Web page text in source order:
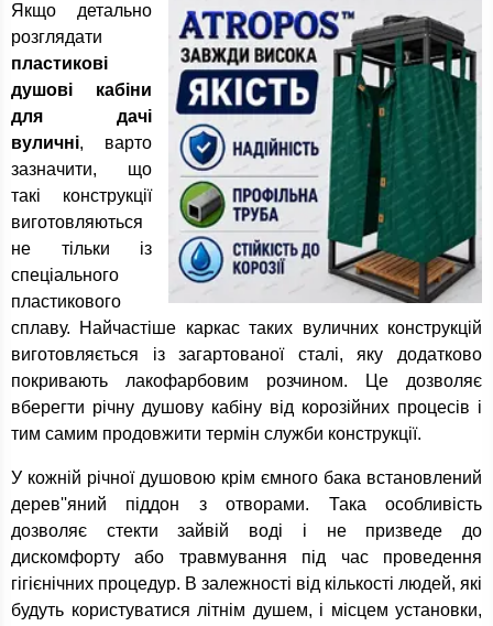
Якщо детально
розглядати
пластикові
душові кабіни
для дачі
вуличні, варто
зазначити, що
такі конструкції
виготовляються
не тільки із
спеціального
пластикового
сплаву. Найчастіше каркас таких вуличних конструкцій
виготовляється із загартованої сталі, яку додатково
покривають лакофарбовим розчином. Це дозволяє
вберегти річну душову кабіну від корозійних процесів і
тим самим продовжити термін служби конструкції.
У кожній річної душовою крім ємного бака встановлений
дерев''яний піддон з отворами. Така особливість
дозволяє стекти зайвій воді і не призведе до
дискомфорту або травмування під час проведення
гігієнічних процедур. В залежності від кількості людей, які
будуть користуватися літнім душем, і місцем установки,